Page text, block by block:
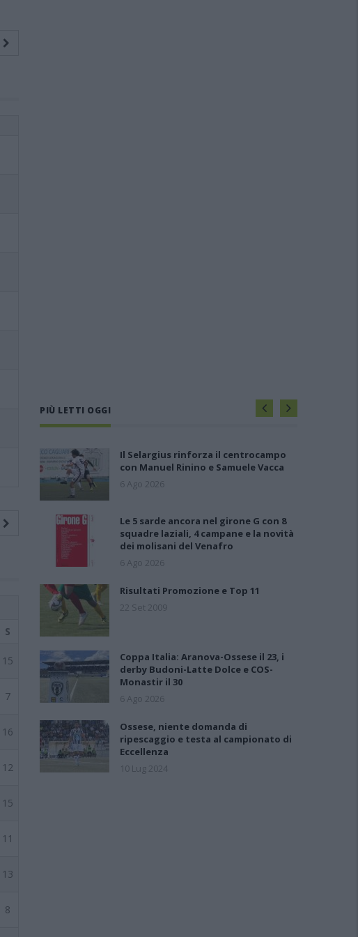
S
15
7
16
12
15
11
13
8
PIÙ LETTI OGGI
Il Selargius rinforza il centrocampo
con Manuel Rinino e Samuele Vacca
6 Ago 2026
Le 5 sarde ancora nel girone G con 8
squadre laziali, 4 campane e la novità
dei molisani del Venafro
6 Ago 2026
Risultati Promozione e Top 11
22 Set 2009
Coppa Italia: Aranova-Ossese il 23, i
derby Budoni-Latte Dolce e COS-
Monastir il 30
6 Ago 2026
Ossese, niente domanda di
ripescaggio e testa al campionato di
Eccellenza
10 Lug 2024